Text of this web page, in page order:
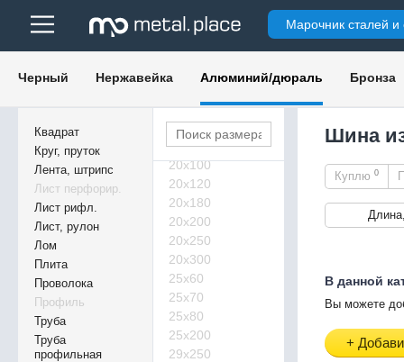
Марочник сталей и
Черный Нержавейка Алюминий/дюраль Бронза
Квадрат
Круг, пруток
Лента, штрипс
Лист перфорир.
Лист рифл.
Лист, рулон
Лом
Плита
Проволока
Профиль
Труба
Труба
профильная
12х160
12х165
15х80
15х160
16х50
20х30
20х60
20х100
20х120
20х180
20х200
20х250
20х300
25х60
25х70
25х80
25х200
29х250
Шина
Куплю 0
В данной
Вы можете
+